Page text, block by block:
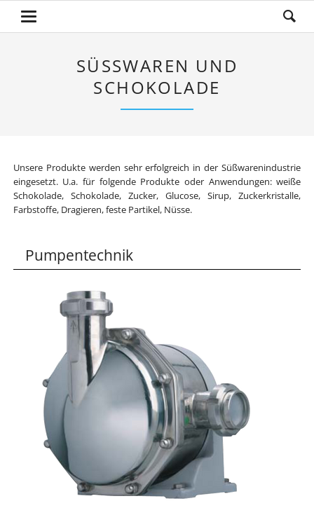
SÜSSWAREN UND S
CHOKOLADE
Unsere Produkte werden sehr erfolgreich in der Süßwarenindustrie
eingesetzt. U.a. für folgende Produkte oder Anwendungen: weiße
Schokolade, Schokolade, Zucker, Glucose, Sirup, Zuckerkristalle,
Farbstoffe, Dragieren, feste Partikel, Nüsse.
Pumpentechnik